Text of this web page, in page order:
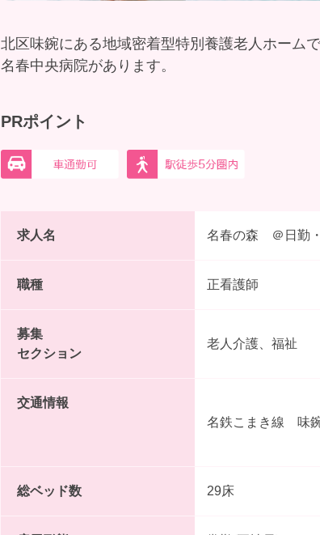
北区味鋺にある地域密着型特別養護老人ホーム
名春中央病院があります。
PRポイント
求人名 名春の森 ＠日勤
職種 正看護師
募集
セクション
老人介護、福祉
交通情報
名鉄こまき線 味
総ベッド数 29床